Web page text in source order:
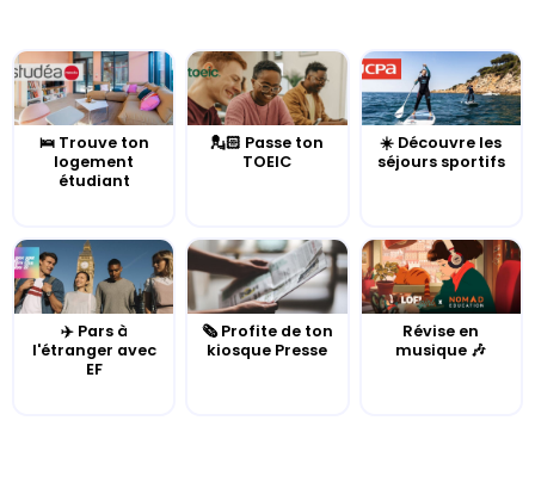
🛌 Trouve ton
logement
étudiant
💂🏻 Passe ton
TOEIC
☀️ Découvre les
séjours sportifs
✈️ Pars à
l'étranger avec
EF
🗞️ Profite de ton
kiosque Presse
Révise en
musique 🎶